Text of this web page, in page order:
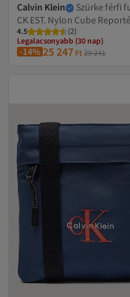
Calvin Klein
Szürke férfi
CK EST. Nylon Cube
4.5 (2)
Legalacsonyabb (30 nap)
Ingyenes szállítás
Legalacsonyabb (30 nap)
-14% 25 247 Ft29 241